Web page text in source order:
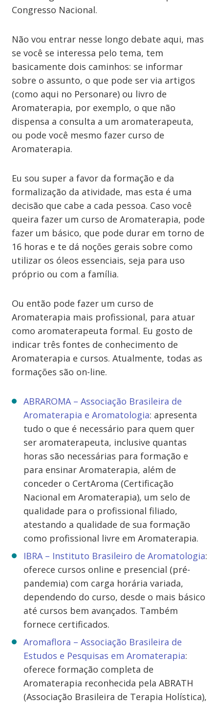
Congresso Nacional.
Não vou entrar nesse longo debate aqui, mas
se você se interessa pelo tema, tem
basicamente dois caminhos: se informar
sobre o assunto, o que pode ser via artigos
(como aqui no Personare) ou livro de
Aromaterapia, por exemplo, o que não
dispensa a consulta a um aromaterapeuta,
ou pode você mesmo fazer curso de
Aromaterapia.
Eu sou super a favor da formação e da
formalização da atividade, mas esta é uma
decisão que cabe a cada pessoa. Caso você
queira fazer um curso de Aromaterapia, pode
fazer um básico, que pode durar em torno de
16 horas e te dá noções gerais sobre como
utilizar os óleos essenciais, seja para uso
próprio ou com a família.
Ou então pode fazer um curso de
Aromaterapia mais profissional, para atuar
como aromaterapeuta formal. Eu gosto de
indicar três fontes de conhecimento de
Aromaterapia e cursos. Atualmente, todas as
formações são on-line.
ABRAROMA – Associação Brasileira de
Aromaterapia e Aromatologia: apresenta
tudo o que é necessário para quem quer
ser aromaterapeuta, inclusive quantas
horas são necessárias para formação e
para ensinar Aromaterapia, além de
conceder o CertAroma (Certificação
Nacional em Aromaterapia), um selo de
qualidade para o profissional filiado,
atestando a qualidade de sua formação
como profissional livre em Aromaterapia.
IBRA – Instituto Brasileiro de Aromatologia:
oferece cursos online e presencial (pré-
pandemia) com carga horária variada,
dependendo do curso, desde o mais básico
até cursos bem avançados. Também
fornece certificados.
Aromaflora – Associação Brasileira de
Estudos e Pesquisas em Aromaterapia:
oferece formação completa de
Aromaterapia reconhecida pela ABRATH
(Associação Brasileira de Terapia Holística),